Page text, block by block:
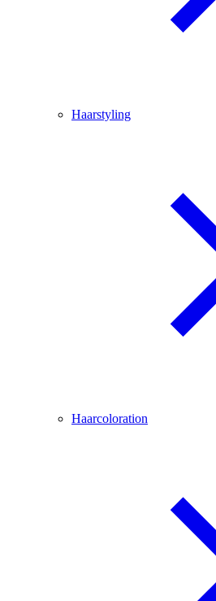
Haarstyling
Haarcoloration